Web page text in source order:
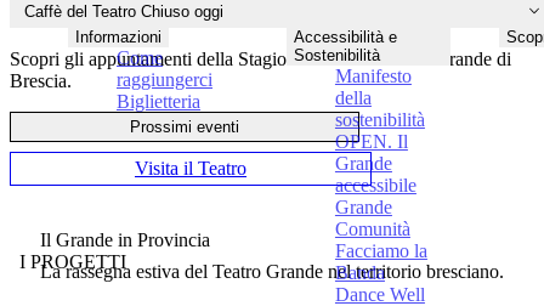
Informazioni
Come
raggiungerci
Biglietteria
Accessibilità e
Sostenibilità
Manifesto
della
sostenibilità
OPEN. Il
Grande
accessibile
Grande
Comunità
Facciamo la
Banda
Dance Well
Caffè del Teatro Chiuso oggi
Think Big
Scopri gli appuntamenti della Stagione 2026 del Teatro Grande di
Brescia.
Prossimi eventi
Visita il Teatro
I PROGETTI
Il Grande in Provincia
La rassegna estiva del Teatro Grande nel territorio bresciano.